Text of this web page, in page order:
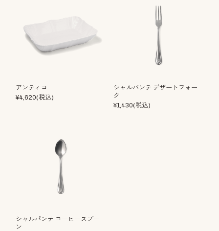
アンティコ
¥4,620(税込)
シャルパンテ デザートフォー
ク
¥1,430(税込)
シャルパンテ コーヒースプー
ン